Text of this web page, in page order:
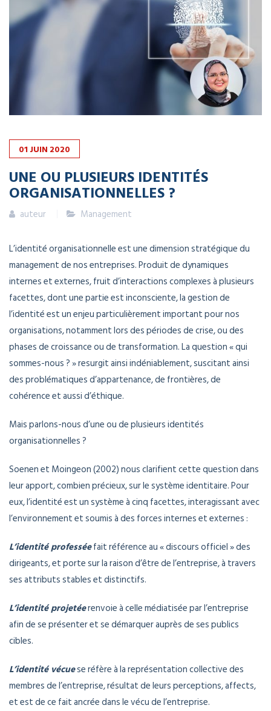
01JUIN 2020
UNE OU PLUSIEURS IDENTITÉS
ORGANISATIONNELLES ?
auteur Management
L’identité organisationnelle est une dimension stratégique du
management de nos entreprises. Produit de dynamiques
internes et externes, fruit d’interactions complexes à plusieurs
facettes, dont une partie est inconsciente, la gestion de
l’identité est un enjeu particulièrement important pour nos
organisations, notamment lors des périodes de crise, ou des
phases de croissance ou de transformation. La question « qui
sommes-nous ? » resurgit ainsi indéniablement, suscitant ainsi
des problématiques d’appartenance, de frontières, de
cohérence et aussi d’éthique.
Mais parlons-nous d’une ou de plusieurs identités
organisationnelles ?
Soenen et Moingeon (2002) nous clarifient cette question dans
leur apport, combien précieux, sur le système identitaire. Pour
eux, l’identité est un système à cinq facettes, interagissant avec
l’environnement et soumis à des forces internes et externes :
L’identité professéefait référence au « discours officiel » des
dirigeants, et porte sur la raison d’être de l’entreprise, à travers
ses attributs stables et distinctifs.
L’identité projetéerenvoie à celle médiatisée par l’entreprise
afin de se présenter et se démarquer auprès de ses publics
cibles.
L’identité vécuese réfère à la représentation collective des
membres de l’entreprise, résultat de leurs perceptions, affects,
et est de ce fait ancrée dans le vécu de l’entreprise.